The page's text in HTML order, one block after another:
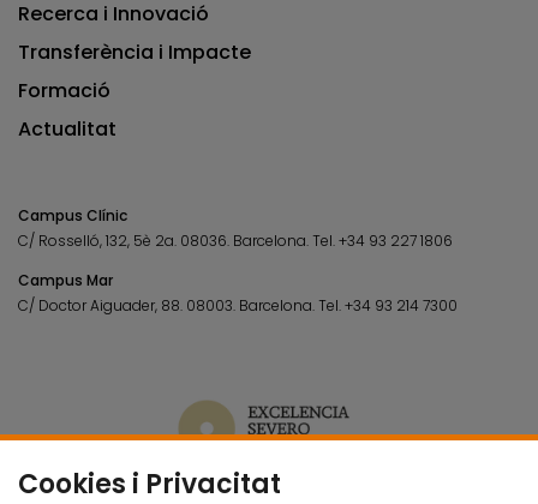
Cookies i Privacitat
Recerca i Innovació
Transferència i Impacte
Formació
Actualitat
Campus Clínic
C/ Rosselló, 132, 5è 2a. 08036. Barcelona.Tel.+34 93 227 1806
Campus Mar
C/ Doctor Aiguader, 88. 08003. Barcelona.Tel.+34 93 214 7300